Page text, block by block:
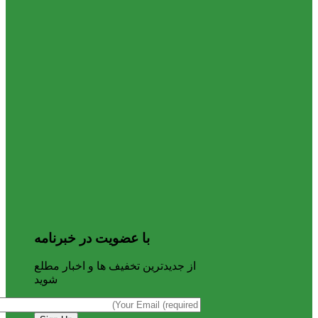
با عضویت در خبرنامه
از جدیدترین تخفیف ها و اخبار مطلع
شوید